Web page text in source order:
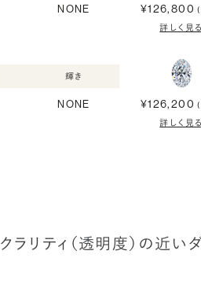
NONE ¥126,800
詳しく見る
輝き
NONE ¥126,200
詳しく見る
クラリティ（透明度）の近い